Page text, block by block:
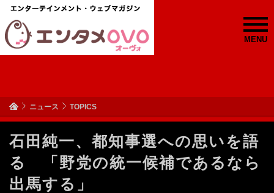
MENU
ニュース TOPICS
石田純一、都知事選への思いを語
る 「野党の統一候補であるなら
出馬する」